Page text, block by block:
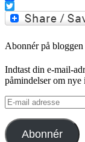
Facebook
Twitter
Abonnér på
Indtast din e-mail-
påmindelser om
E-
mail
adresse
Abonnér